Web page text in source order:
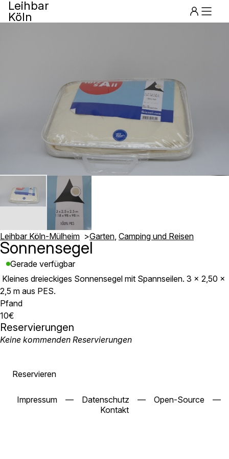
Leihbar
Köln
Menu
Leihbar Köln-Mülheim Garten Camping und Reisen
Sonnensegel
Gerade verfügbar
Kleines dreieckiges Sonnensegel mit Spannseilen. 3 x 2,50 x
2,5 m aus PES.
Pfand
10€
Reservierungen
Keine kommenden Reservierungen
Reservieren
Impressum — Datenschutz — Open-Source
—
Kontakt